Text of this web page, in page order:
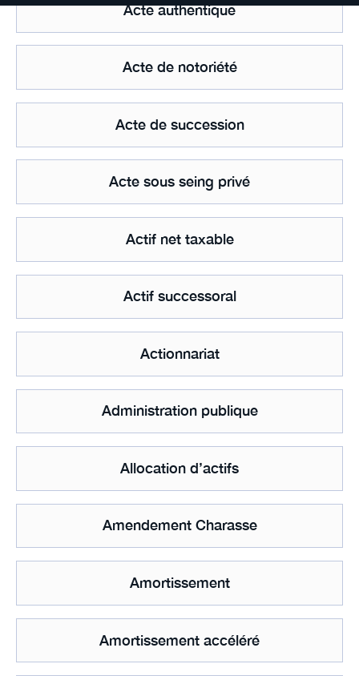
Acte authentique
Acte de notoriété
Acte de succession
Acte sous seing privé
Actif net taxable
Actif successoral
Actionnariat
Administration publique
Allocation d’actifs
Amendement Charasse
Amortissement
Amortissement accéléré